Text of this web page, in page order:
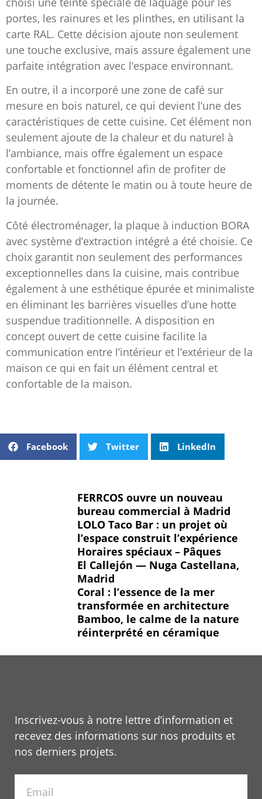
portes, les rainures et les plinthes, en utilisant la
carte RAL. Cette décision ajoute non seulement
une touche exclusive, mais assure également une
parfaite intégration avec l’espace environnant.
En outre, il a incorporé une zone de café sur
mesure en bois naturel, ce qui devient l’une des
caractéristiques de cette cuisine. Cet élément non
seulement ajoute de la chaleur et du naturel à
l’ambiance, mais offre également un espace
confortable et fonctionnel afin de profiter de
moments de détente le matin ou à toute heure de
la journée.
Côté électroménager, la plaque à induction BORA
avec système d’extraction intégré a été choisie. Ce
choix garantit non seulement des performances
exceptionnelles dans la cuisine, mais contribue
également à une esthétique épurée et minimaliste
en éliminant les barrières visuelles d’une hotte
suspendue traditionnelle. A disposition en
concept ouvert de cette cuisine facilite la
communication entre l’intérieur et l’extérieur de la
maison ce qui en fait un élément central et
confortable de la maison.
Facebook Twitter LinkedIn
FERRCOS ouvre un nouveau
bureau commercial à Madrid
LOLO Taco Bar : un projet où
l’espace construit l’expérience
Horaires spéciaux – Pâques
El Callejón — Nuga Castellana,
Madrid
Coral : l’essence de la mer
transformée en architecture
Bamboo, le calme de la nature
réinterprété en céramique
Inscrivez-vous à notre lettre d’information et
recevez des informations sur nos produits et
nos derniers projets.